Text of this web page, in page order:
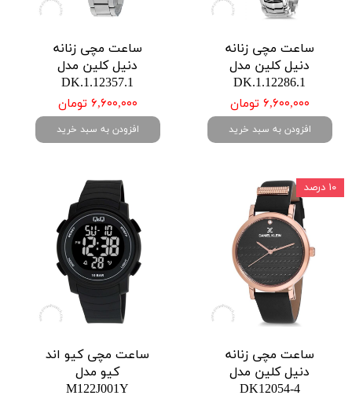
ساعت مچی زنانه
دنیل کلین مدل
DK.1.12286.1
۶,۶۰۰,۰۰۰ تومان
افزودن به سبد خرید
ساعت مچی زنانه
دنیل کلین مدل
DK.1.12357.1
۶,۶۰۰,۰۰۰ تومان
افزودن به سبد خرید
ساعت مچی زنانه
دنیل کلین مدل
DK12054-4
۱۰ درصد
ساعت مچی کیو اند
کیو مدل
M122J001Y